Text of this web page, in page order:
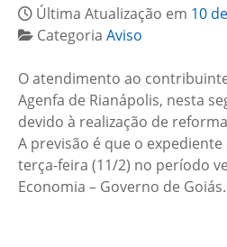
Última Atualização em 10
Categoria Aviso
O atendimento ao
Agenfa de Rianápolis, nesta
devido à realização de
A previsão é que o
terça-feira (11/2) no período
Economia – Governo de